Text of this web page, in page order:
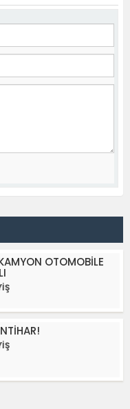
OTOMOBİLE